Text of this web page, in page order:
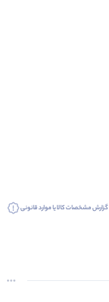
گزارش مشخصات کالا یا موارد قانونی